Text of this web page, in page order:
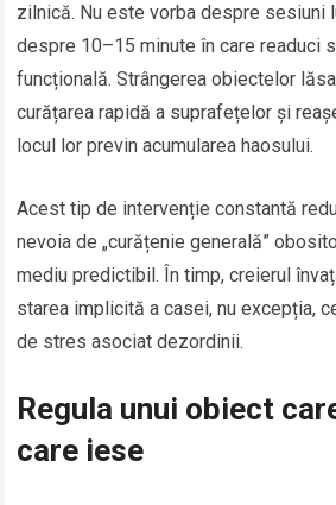
zilnică. Nu este vorba despre sesiuni
despre 10–15 minute în care readuci
funcțională. Strângerea obiectelor
curățarea rapidă a suprafețelor și
locul lor previn acumularea haosului.
Acest tip de intervenție constantă
nevoia de „curățenie generală”
mediu predictibil. În timp, creierul
starea implicită a casei, nu excepția,
de stres asociat dezordinii.
Regula unui obiect
care iese